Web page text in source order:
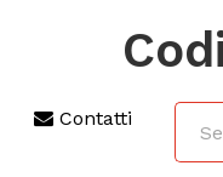
Contatti